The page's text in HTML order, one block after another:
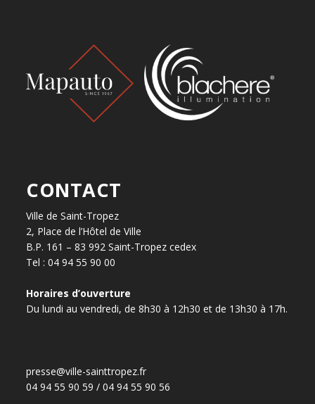
CONTACT
Ville de Saint-Tropez
2, Place de l’Hôtel de Ville
B.P. 161 – 83 992 Saint-Tropez cedex
Tel : 04 94 55 90 00
Horaires d’ouverture
Du lundi au vendredi, de 8h30 à 12h30 et de 13h30 à 17h.
presse@ville-sainttropez.fr
04 94 55 90 59 / 04 94 55 90 56